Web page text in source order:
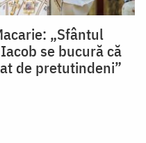
„Sfântul
se bucură că
de pretutindeni”